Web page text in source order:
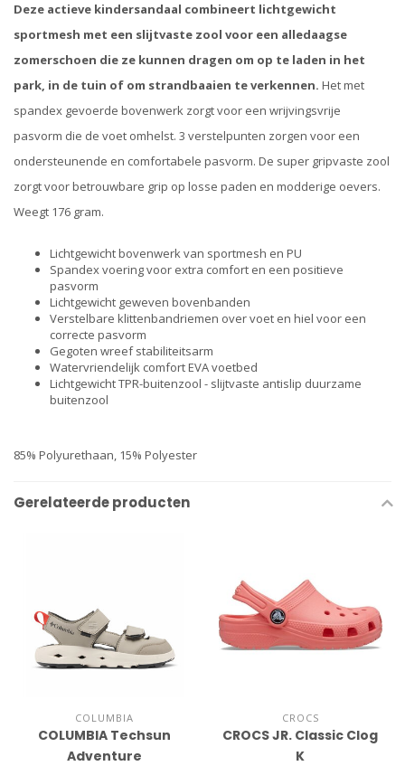
Deze actieve kindersandaal combineert lichtgewicht
sportmesh met een slijtvaste zool voor een alledaagse
zomerschoen die ze kunnen dragen om op te laden in het
park, in de tuin of om strandbaaien te verkennen. Het met
spandex gevoerde bovenwerk zorgt voor een wrijvingsvrije
pasvorm die de voet omhelst. 3 verstelpunten zorgen voor een
ondersteunende en comfortabele pasvorm. De super gripvaste zool
zorgt voor betrouwbare grip op losse paden en modderige oevers.
Weegt 176 gram.
Lichtgewicht bovenwerk van sportmesh en PU
Spandex voering voor extra comfort en een positieve
pasvorm
Lichtgewicht geweven bovenbanden
Verstelbare klittenbandriemen over voet en hiel voor een
correcte pasvorm
Gegoten wreef stabiliteitsarm
Watervriendelijk comfort EVA voetbed
Lichtgewicht TPR-buitenzool - slijtvaste antislip duurzame
buitenzool
85% Polyurethaan, 15% Polyester
Gerelateerde producten
COLUMBIA
COLUMBIA Techsun
Adventure
CROCS
CROCS JR. Classic Clog
K